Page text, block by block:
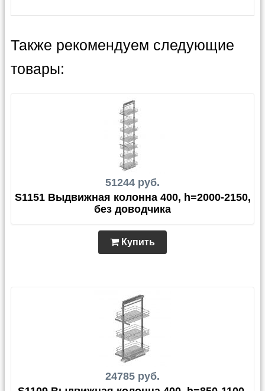
Также рекомендуем следующие
товары:
51244 руб.
S1151 Выдвижная колонна 400, h=2000-2150,
без доводчика
Купить
24785 руб.